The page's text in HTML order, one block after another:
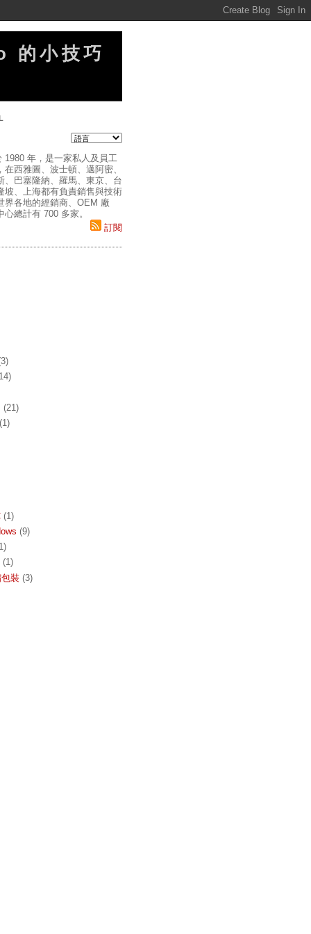
的小技巧
1980 年，是一家私人及員工
在西雅圖、波士頓、邁阿密、
、巴塞隆納、羅馬、東京、台
坡、上海都有負責銷售與技術
界各地的經銷商、OEM 廠
總計有 700 多家。
訂閱
(21)
(1)
(1)
(9)
(1)
裝 (3)